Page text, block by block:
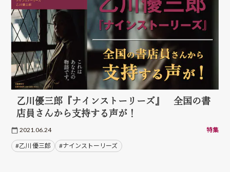
乙川優三郎『ナインストーリーズ』 全国の書
店員さんから支持する声が！
2021.06.24 特集
#乙川 優三郎 #ナインストーリーズ